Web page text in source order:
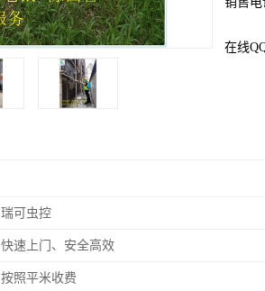
在线QQ
瑞可虫控
快速上门、安全高效
按照平米收费